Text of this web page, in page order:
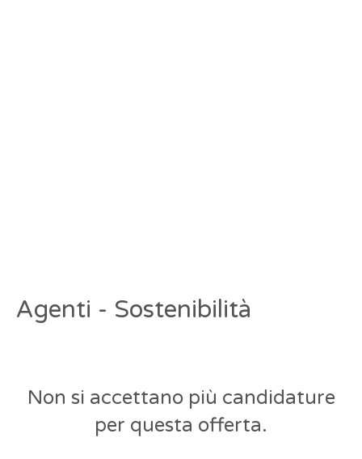
Agenti - Sostenibilità
Non si accettano più candidature
per questa offerta.